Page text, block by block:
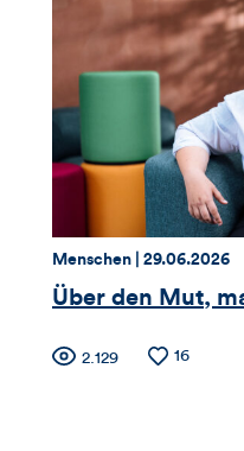
Views,
Likes
und
dieses
Artikels
Thema:
Menschen | Datum:
29.06.2026
Über den Mut,
Zähler
Anzahl
2.129
Anzahl
16